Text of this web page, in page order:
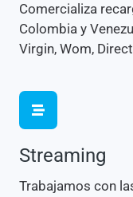
Comercializa
Colombia y
Virgin, Wom,
Streaming
Trabajamos con